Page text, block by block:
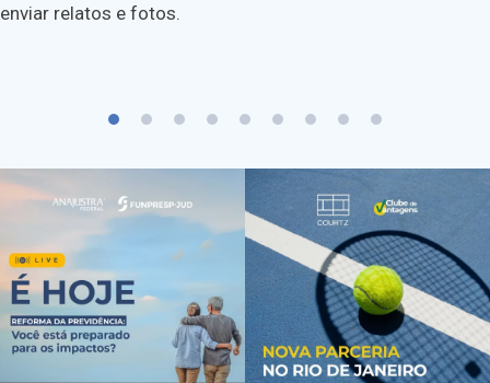
enviar relatos e fotos.